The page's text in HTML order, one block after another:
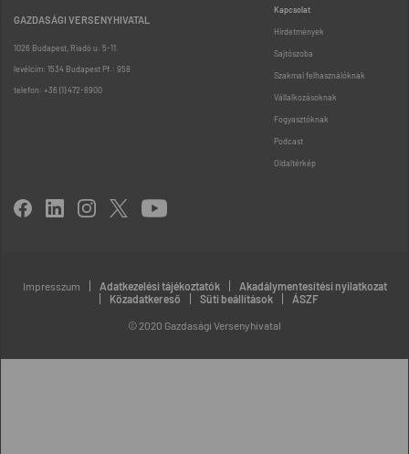
GAZDASÁGI VERSENYHIVATAL
1026 Budapest, Riadó u. 5-11.
levélcím: 1534 Budapest Pf.: 958
telefon: +36 (1) 472-8900
Kapcsolat
Hirdetmények
Sajtószoba
Szakmai felhasználóknak
Vállalkozásoknak
Fogyasztóknak
Podcast
Oldaltérkép
Impresszum Adatkezelési tájékoztatók
Akadálymentesítési nyilatkozat
Közadatkereső
Süti beállítások ÁSZF
© 2020 Gazdasági Versenyhivatal